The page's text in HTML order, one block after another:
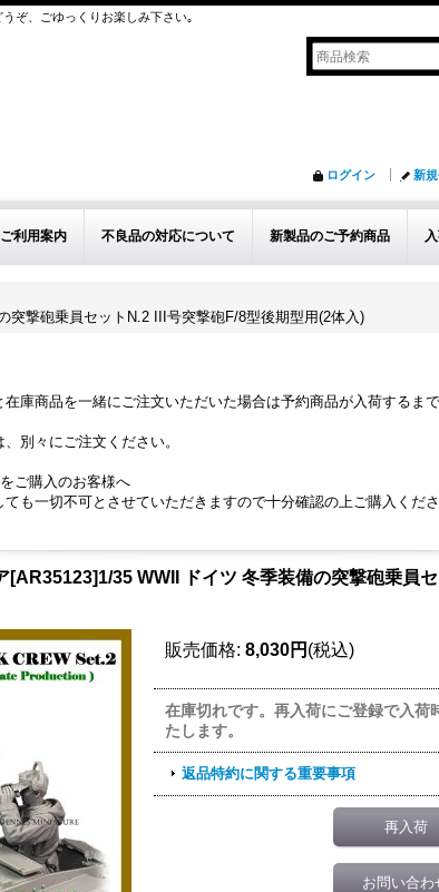
ぞ、ごゆっくりお楽しみ下さい｡
ログイン 新
ご利用案内 不良品の対応について 新製品のご予約商品
突撃砲乗員セットN.2 III号突撃砲F/8型後期型用(2体入)
庫商品を一緒にご注文いただいた場合は予約商品が入荷するま
別々にご注文ください。
ご購入のお客様へ
も一切不可とさせていただきますので十分確認の上ご購入くださ
[AR35123]1/35 WWII ドイツ 冬季装備の突撃砲乗員
販売価格: 8,030円 (税込)
在庫切れです。再入荷にご登録で入荷
たします。
返品特約に関する重要事項
再入荷
お問い合わ